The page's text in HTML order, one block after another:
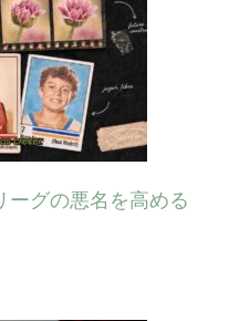
グの悪名を高める